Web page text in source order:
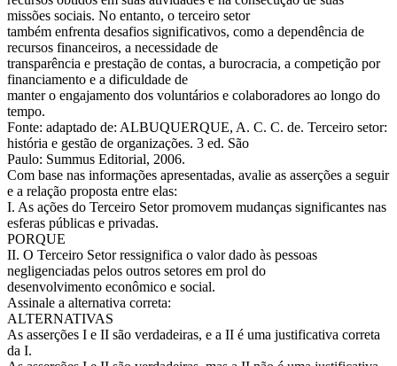
missões sociais. No entanto, o terceiro setor
também enfrenta desafios significativos, como a dependência de
recursos financeiros, a necessidade de
transparência e prestação de contas, a burocracia, a competição por
financiamento e a dificuldade de
manter o engajamento dos voluntários e colaboradores ao longo do
tempo.
Fonte: adaptado de: ALBUQUERQUE, A. C. C. de. Terceiro setor:
história e gestão de organizações. 3 ed. São
Paulo: Summus Editorial, 2006.
Com base nas informações apresentadas, avalie as asserções a seguir
e a relação proposta entre elas:
I. As ações do Terceiro Setor promovem mudanças significantes nas
esferas públicas e privadas.
PORQUE
II. O Terceiro Setor ressignifica o valor dado às pessoas
negligenciadas pelos outros setores em prol do
desenvolvimento econômico e social.
Assinale a alternativa correta:
ALTERNATIVAS
As asserções I e II são verdadeiras, e a II é uma justificativa correta
da I.